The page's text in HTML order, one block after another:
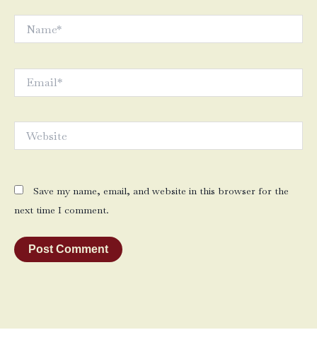
Save my name, email, and website in this browser for the
next time I comment.